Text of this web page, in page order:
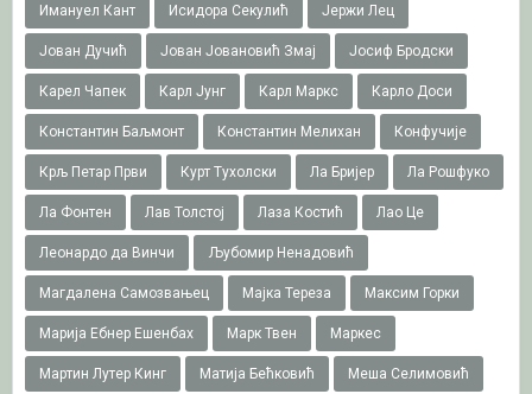
Имануел Кант Исидора Секулић Јержи Лец
Јован Дучић Јован Јовановић Змај Јосиф Бродски
Карел Чапек Карл Јунг Карл Маркс Карло Доси
Константин Баљмонт Константин Мелихан Конфучије
Крљ Петар Први Курт Тухолски Ла Бријер Ла Рошфуко
Ла Фонтен Лав Толстој Лаза Костић Лао Це
Леонардо да Винчи Љубомир Ненадовић
Магдалена Самозвањец Мајка Тереза Максим Горки
Марија Ебнер Ешенбах Марк Твен Маркес
Мартин Лутер Кинг Матија Бећковић Меша Селимовић